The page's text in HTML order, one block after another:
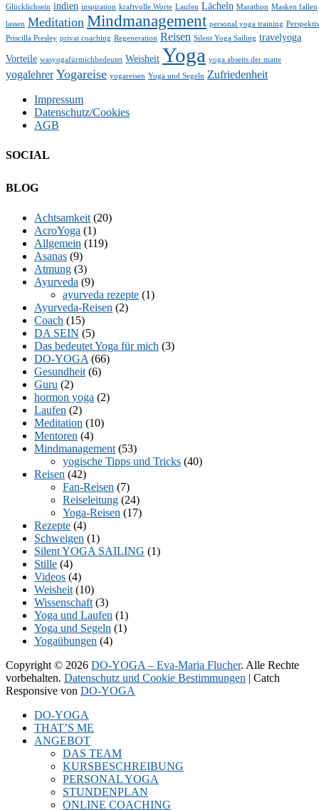
Glücklichsein indien inspiration kraftvolle Worte Laufen Lächeln Marathon Masken fallen
lassen Meditation Mindmanagement personal yoga training
Priscilla Presley privat coaching Regeneration Reisen Silent Yoga Sailing travelyoga
Vorteile wasyogafürmichbedeutet Weisheit Yoga yoga abseits der matte
yogalehrer Yogareise yogareisen Yoga und Segeln Zufriedenheit
Impressum
Datenschutz/Cookies
AGB
SOCIAL
Facebook
Twitter
E-
LinkedIn
YouTube
Instagram
BLOG
Achtsamkeit (20)
AcroYoga (1)
Allgemein (119)
Asanas (9)
Atmung (3)
Ayurveda (9)
ayurveda rezepte (1)
Ayurveda-Reisen (2)
Coach (15)
DA SEIN (5)
Das bedeutet Yoga für mich (3)
DO-YOGA (66)
Gesundheit (6)
Guru (2)
hormon yoga (2)
Laufen (2)
Meditation (10)
Mentoren (4)
Mindmanagement (53)
yogische Tipps und Tricks (40)
Reisen (42)
Fan-Reisen (7)
Reiseleitung (24)
Yoga-Reisen (17)
Rezepte (4)
Schweigen (1)
Silent YOGA SAILING (1)
Stille (4)
Videos (4)
Weisheit (10)
Wissenschaft (3)
Yoga und Laufen (1)
Yoga und Segeln (1)
Yogaübungen (4)
Copyright © 2026 DO-YOGA – Eva-Maria Flucher. Alle Rechte
vorbehalten. Datenschutz und Cookie Bestimmungen | Catch
Responsive von DO-YOGA
oben
scrollen
DO-YOGA
THAT’S ME
ANGEBOT
DAS TEAM
KURSBESCHREIBUNG
PERSONAL YOGA
STUNDENPLAN
ONLINE COACHING